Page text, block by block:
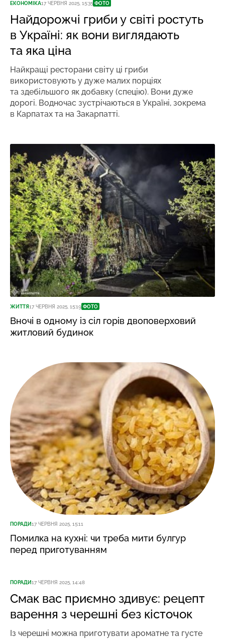
ЕКОНОМІКА17 ЧЕРВНЯ 2025, 15:35 ФОТО
Найдорожчі гриби у світі ростуть
в Україні: як вони виглядають
та яка ціна
Найкращі ресторани світу ці гриби
використовують у дуже малих порціях
та здебільшого як добавку (спецію). Вони дуже
дорогі. Водночас зустрічаються в Україні, зокрема
в Карпатах та на Закарпатті.
ЖИТТЯ17 ЧЕРВНЯ 2025, 15:19 ФОТО
Вночі в одному із сіл горів двоповерховий
житловий будинок
ПОРАДИ17 ЧЕРВНЯ 2025, 15:11
Помилка на кухні: чи треба мити булгур
перед приготуванням
ПОРАДИ17 ЧЕРВНЯ 2025, 14:48
Смак вас приємно здивує: рецепт
варення з черешні без кісточок
Із черешні можна приготувати ароматне та густе